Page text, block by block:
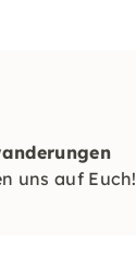
uns auf Euch!